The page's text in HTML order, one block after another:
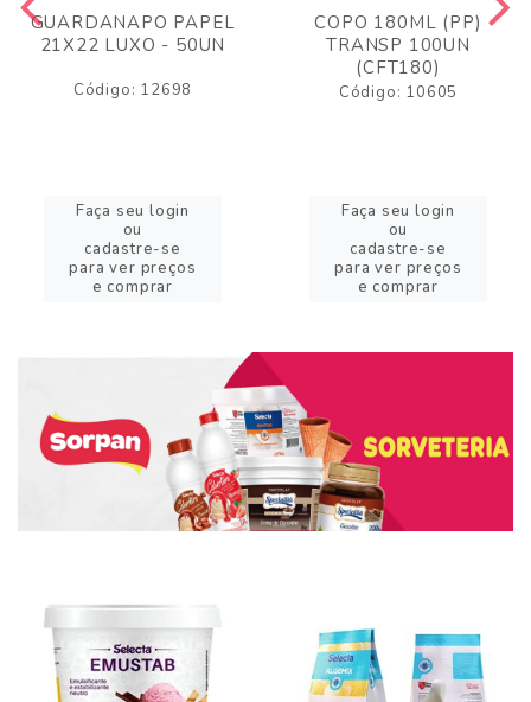
GUARDANAPO PAPEL
21X22 LUXO - 50UN
Código: 12698
Faça seu login
ou
cadastre-se
para ver preços
e comprar
COPO 180ML (PP)
TRANSP 100UN
(CFT180)
Código: 10605
Faça seu login
ou
cadastre-se
para ver preços
e comprar